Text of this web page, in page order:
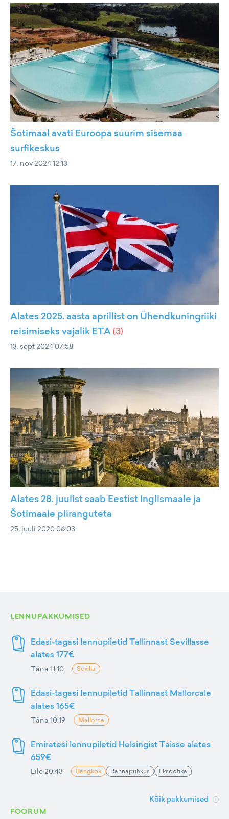
Šotimaal avati Euroopa suurim sisemaa
surfikeskus
17. nov 2024 12:13
Alates 2025. aasta aprillist on Ühendkuningriiki
reisimiseks vajalik ETA(3)
13. sept 2024 07:58
Alates 28. juulist saab Eestist Inglismaale ja
Šotimaale piiranguteta
25. juuli 2020 06:03
LENNUPAKKUMISED
Edasi-tagasi lennupiletid Tallinnast Sevillasse
alates 177€
Täna 11:10 Sevilla
Edasi-tagasi lennupiletid Tallinnast Mallorcale
alates 165€
Täna 10:19 Mallorca
Emiratesi lennupiletid Helsingist Taisse alates
659€
Eile 20:43 Bangkok Rannapuhkus Eksootika
Kõik pakkumised
FOORUM